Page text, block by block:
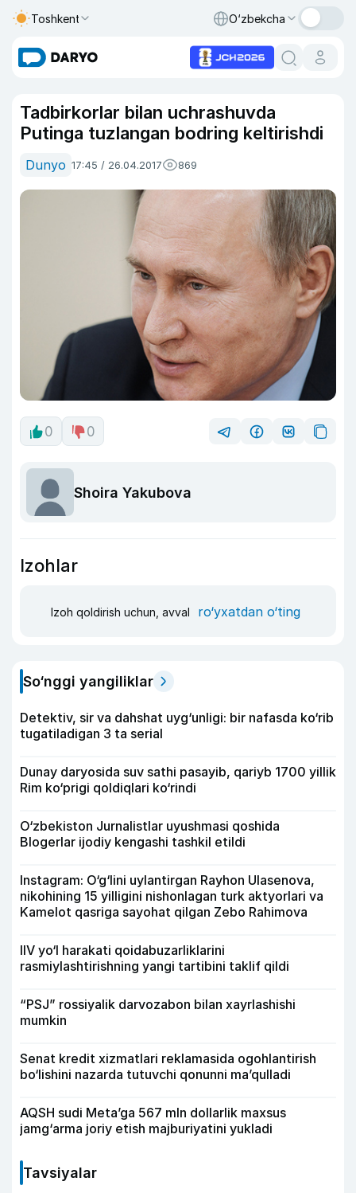
Toshkent O‘zbekcha
Tadbirkorlar bilan uchrashuvda
Putinga tuzlangan bodring keltirishdi
Dunyo 17:45 / 26.04.2017 869
0 0
Shoira Yakubova
Izohlar
Izoh qoldirish uchun, avval ro‘yxatdan o‘ting
So‘nggi yangiliklar
Detektiv, sir va dahshat uyg‘unligi: bir nafasda ko‘rib
tugatiladigan 3 ta serial
Dunay daryosida suv sathi pasayib, qariyb 1700 yillik
Rim ko‘prigi qoldiqlari ko‘rindi
O‘zbekiston Jurnalistlar uyushmasi qoshida
Blogerlar ijodiy kengashi tashkil etildi
Instagram: O‘g‘lini uylantirgan Rayhon Ulasenova,
nikohining 15 yilligini nishonlagan turk aktyorlari va
Kamelot qasriga sayohat qilgan Zebo Rahimova
IIV yo‘l harakati qoidabuzarliklarini
rasmiylashtirishning yangi tartibini taklif qildi
“PSJ” rossiyalik darvozabon bilan xayrlashishi
mumkin
Senat kredit xizmatlari reklamasida ogohlantirish
bo‘lishini nazarda tutuvchi qonunni ma’qulladi
AQSH sudi Meta’ga 567 mln dollarlik maxsus
jamg‘arma joriy etish majburiyatini yukladi
Tavsiyalar